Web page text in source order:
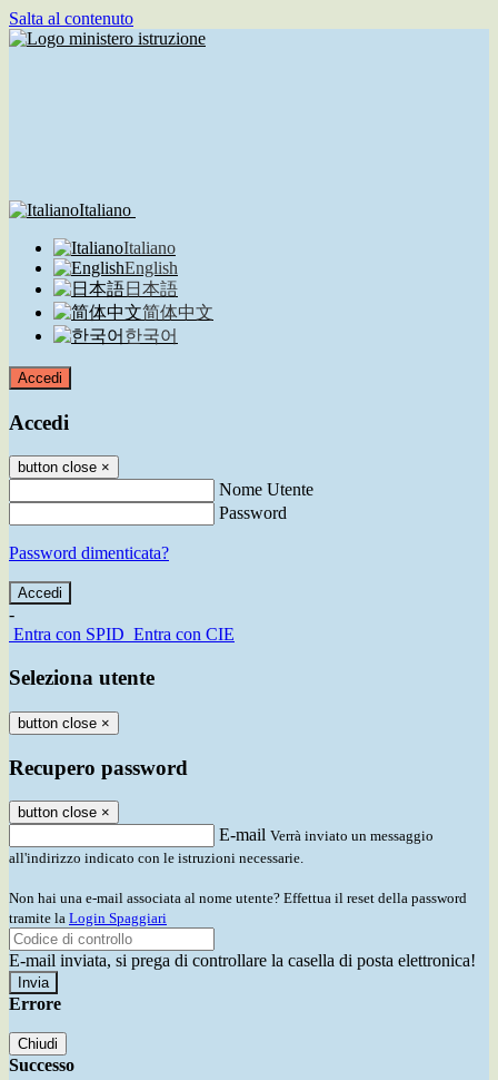
Salta al contenuto
Italiano
Italiano
English
日本語
简体中文
한국어
Accedi
Accedi
button close ×
Nome Utente
Password
Password dimenticata?
-
Entra con SPID Entra con CIE
Seleziona utente
button close ×
Recupero password
button close ×
E-mail Verrà inviato un messaggio
all'indirizzo indicato con le istruzioni necessarie.
Non hai una e-mail associata al nome utente? Effettua il reset della password
tramite la Login Spaggiari
E-mail inviata, si prega di controllare la casella di posta elettronica!
Errore
Chiudi
Successo